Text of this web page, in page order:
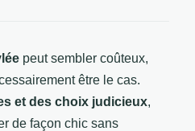
peut sembler coûteux,
être le cas.
et des choix judicieux,
de façon chic sans